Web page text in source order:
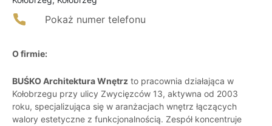
Pokaż numer telefonu
O firmie:
BUŚKO Architektura Wnętrz to pracownia działająca w
Kołobrzegu przy ulicy Zwycięzców 13, aktywna od 2003
roku, specjalizująca się w aranżacjach wnętrz łączących
walory estetyczne z funkcjonalnością. Zespół koncentruje